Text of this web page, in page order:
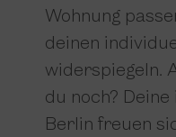
Wohnung
deinen
widerspiegeln.
du noch?
Berlin freuen